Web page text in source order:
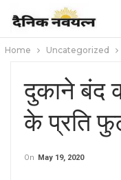
Home Uncategorized
दुकाने बंद
के प्रति
On May 19, 2020